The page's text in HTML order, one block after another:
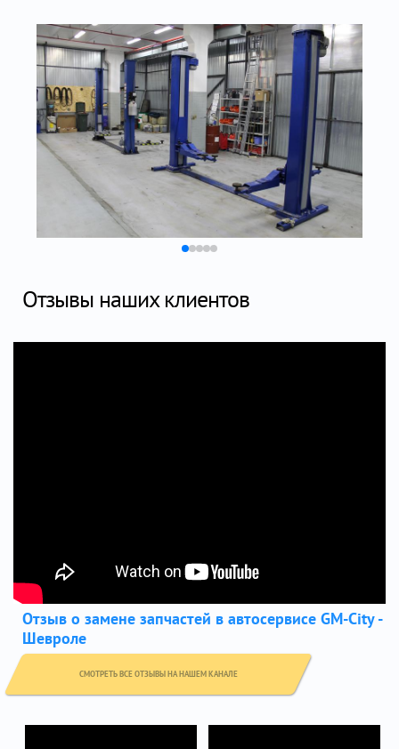
Отзывы наших клиентов
Отзыв о замене запчастей в автосервисе GM-City -
Шевроле
СМОТРЕТЬ ВСЕ ОТЗЫВЫ НА НАШЕМ КАНАЛЕ